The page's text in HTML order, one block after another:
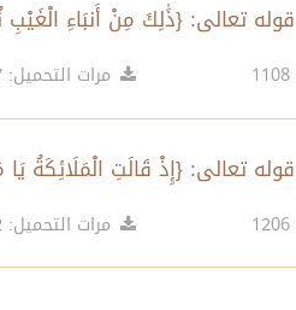
مرات التحميل: 617
مرات التحميل: 672